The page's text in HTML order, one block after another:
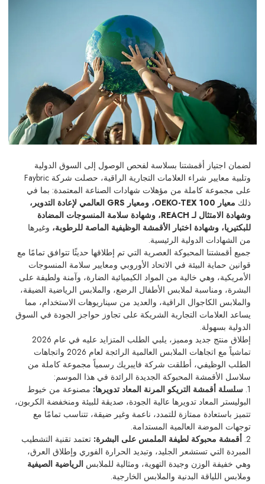
لضمان اجتياز أقمشتنا بسلاسة لفحص الوصول إلى السوق الدولية
وتلبية معايير شراء العلامات التجارية الراقية، حصلت شركة Faybric
على مجموعة كاملة من مؤهلات شهادات الصناعة المعتمدة: بما في
ذلك
معيار OEKO-TEX 100، ومعيار GRS العالمي لإعادة التدوير،
وشهادة الامتثال لـ REACH، وشهادة سلامة المنسوجات المضادة
للبكتيريا، وشهادة اختبار الأقمشة الوظيفية الماصة للرطوبة، وغيرها
من الشهادات الدولية الرئيسية.
جميع أقمشتنا المحبوكة العصرية التي تم إطلاقها حديثًا تتوافق تمامًا مع
قوانين حماية البيئة في الاتحاد الأوروبي ومعايير سلامة المنسوجات
الأمريكية، وهي خالية من المواد الكيميائية الضارة، وآمنة ولطيفة على
البشرة، ومناسبة لملابس الأطفال الرضع، والملابس الرياضية الضيقة،
والملابس الكاجوال الراقية، والعديد من سيناريوهات الاستخدام، مما
يساعد العلامات التجارية الشريكة على تجاوز حواجز الجودة في السوق
الدولية بسهولة.
إطلاق منتج جديد ومميز، يلبي الطلب المتزايد عليه في عام 2026
تماشياً مع اتجاهات الملابس العالمية الرائجة لعام 2026 واتجاهات
الطلب الوظيفي، أطلقت شركة فايبريك رسمياً مجموعة كاملة من
سلاسل الأقمشة المحبوكة الجديدة الرائدة في هذا الموسم:
1. سلسلة أقمشة التريكو المرنة المعاد تدويرها: مصنوعة من خيوط
البوليستر المعاد تدويرها عالية الجودة، صديقة للبيئة ومنخفضة الكربون،
تتميز باستعادة ممتازة للتمدد، ناعمة وغير ضيقة، تتناسب تمامًا مع
توجهات الموضة العالمية المستدامة.
2. أقمشة محبوكة لطيفة الملمس على البشرة: تعتمد تقنية التشطيب
المبردة التي تستشعر الجليد، وتبديد الحرارة الفوري وإطلاق العرق،
وهي خفيفة الوزن وجيدة التهوية، ومثالية للملابسالرياضية الصيفية
وملابس اللياقة البدنية والملابس الخارجية.